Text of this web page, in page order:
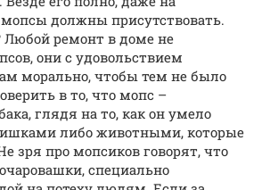
должны присутствовать.
Любой ремонт в доме не
они с удовольствием
морально, чтобы тем не было
в то, что мопс –
глядя на то, как он умело
либо животными, которые
зря про мопсиков говорят, что
специально